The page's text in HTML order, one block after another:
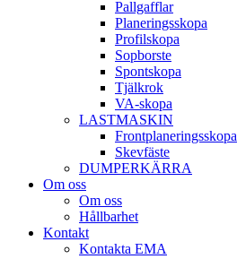
Pallgafflar
Planerings­skopa
Profil­skopa
Sop­borste
Spont­skopa
Tjäl­krok
VA­-skopa
LAST­MASKIN
Front­planerings­skopa
Skev­fäste
DUMPER­KÄRRA
Om oss
Om oss
Hållbarhet
Kontakt
Kontakta EMA